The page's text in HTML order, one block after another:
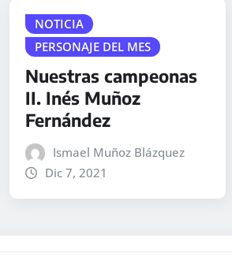
NOTICIA
PERSONAJE DEL MES
Nuestras campeonas
II. Inés Muñoz
Fernández
Ismael Muñoz Blázquez
Dic 7, 2021